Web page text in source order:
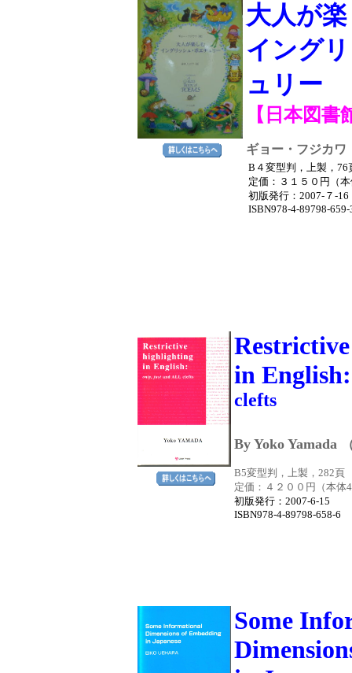
大人が
イング
ュリー
【日本図書
ギョー・フジカワ
B４変型判，上製，76
定価：３１５０円（
初版発行：2007-
ISBN978-4-89798-659-
in
clefts
By Yoko Yamada
B5変型判，上製，282頁
定価：４２００円（本体
初版発行：2007-6-
ISBN978-4-89798-658-6
Some